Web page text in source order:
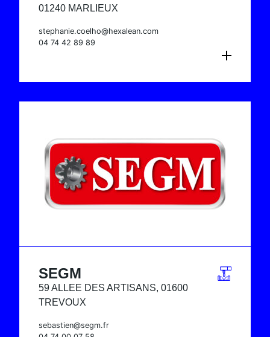
01240 MARLIEUX
stephanie.coelho@hexalean.com
04 74 42 89 89
SEGM
59 ALLEE DES ARTISANS, 01600
TREVOUX
sebastien@segm.fr